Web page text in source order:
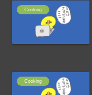
Cooking
Cooking